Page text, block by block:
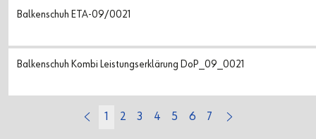
Balkenschuh ETA-09/0021
Balkenschuh Kombi Leistungserklärung DoP_09_0021
1 2 3 4 5 6 7